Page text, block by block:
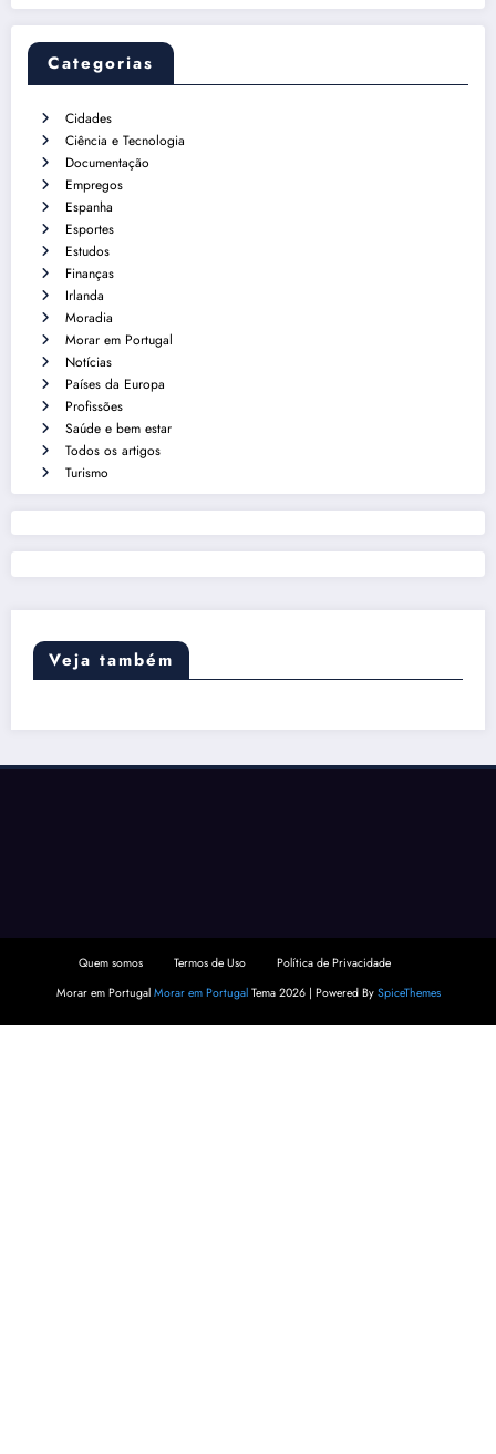
Categorias
Cidades
Ciência e Tecnologia
Documentação
Empregos
Espanha
Esportes
Estudos
Finanças
Irlanda
Moradia
Morar em Portugal
Notícias
Países da Europa
Profissões
Saúde e bem estar
Todos os artigos
Turismo
Veja também
Quem somos Termos de Uso
Política de Privacidade
Morar em Portugal Morar em PortugalTema 2026 | Powered By SpiceThemes